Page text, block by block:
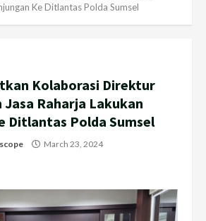
Ke Ditlantas Polda Sumsel
Kolaborasi Direktur
Jasa Raharja Lakukan
Ditlantas Polda Sumsel
March 23, 2024